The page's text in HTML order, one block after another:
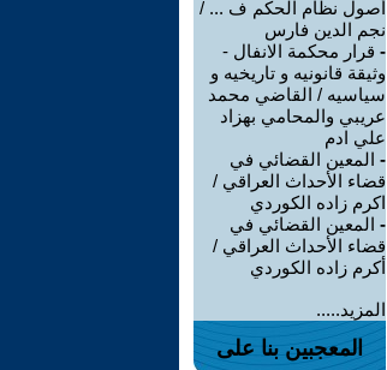
أصول نظام الحكم ف ... /
نجم الدين فارس
- قرار محكمة الانفال -
وثيقة قانونيه و تاريخيه و
سياسيه / القاضي محمد
عريبي والمحامي بهزاد
علي ادم
- المعين القضائي في
قضاء الأحداث العراقي /
اكرم زاده الكوردي
- المعين القضائي في
قضاء الأحداث العراقي /
أكرم زاده الكوردي
المزيد.....
المعجبين بنا على